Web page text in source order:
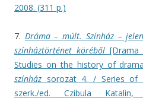
2008. (311 p.)
7. Dráma – múlt. Színház –
színháztörténet köréből
Studies on the history of
színház sorozat 4. / Series of
szerk./ed. Czibula